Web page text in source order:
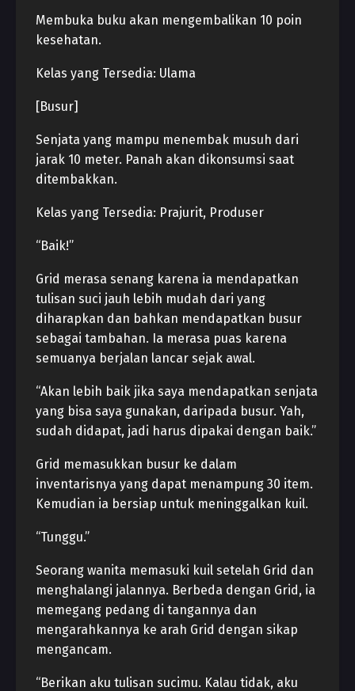
Membuka buku akan mengembalikan 10 poin
kesehatan.
Kelas yang Tersedia: Ulama
[Busur]
Senjata yang mampu menembak musuh dari
jarak 10 meter. Panah akan dikonsumsi saat
ditembakkan.
Kelas yang Tersedia: Prajurit, Produser
“Baik!”
Grid merasa senang karena ia mendapatkan
tulisan suci jauh lebih mudah dari yang
diharapkan dan bahkan mendapatkan busur
sebagai tambahan. Ia merasa puas karena
semuanya berjalan lancar sejak awal.
“Akan lebih baik jika saya mendapatkan senjata
yang bisa saya gunakan, daripada busur. Yah,
sudah didapat, jadi harus dipakai dengan baik.”
Grid memasukkan busur ke dalam
inventarisnya yang dapat menampung 30 item.
Kemudian ia bersiap untuk meninggalkan kuil.
“Tunggu.”
Seorang wanita memasuki kuil setelah Grid dan
menghalangi jalannya. Berbeda dengan Grid, ia
memegang pedang di tangannya dan
mengarahkannya ke arah Grid dengan sikap
mengancam.
“Berikan aku tulisan sucimu. Kalau tidak, aku